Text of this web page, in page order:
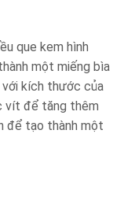
que kem hình
một miếng bìa
kích thước của
vít để tăng thêm
để tạo thành một